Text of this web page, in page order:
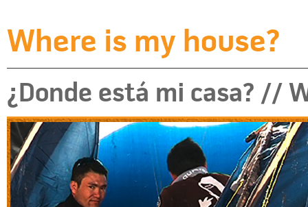
Where is my house?
¿Donde está mi casa? //